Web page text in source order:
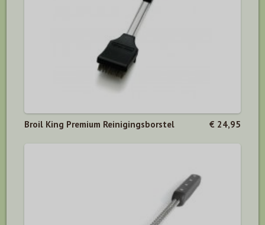
Broil King Premium Reinigingsborstel € 24,95